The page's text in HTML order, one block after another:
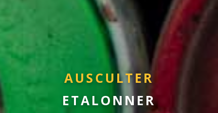
AUSCU LTER
ETALONN ER